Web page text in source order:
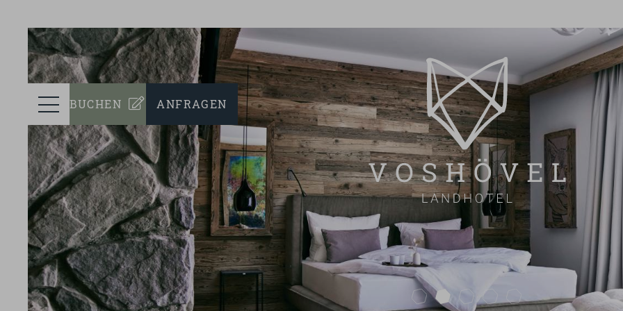
ZIMMER
WELLNESS
KULINARIK
EVENTS
NACHHALTIGKEIT
ÜBERSICHT
TEAM
BUCHEN ANFRAGEN
prev